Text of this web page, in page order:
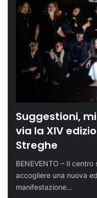
Suggestioni,
via la XIV
Streghe
BENEVENTO – Il
accogliere una nuova
manifestazione…